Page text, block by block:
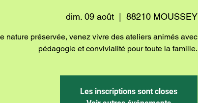
dim. 09 août
  |
88210 MOUSSEY
nature préservée, venez vivre des ateliers animés avec
pédagogie et convivialité pour toute la famille.
Les inscriptions sont closes